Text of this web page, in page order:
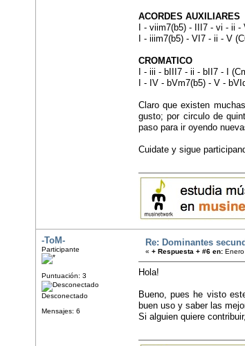
ACORDES AUXILIARES
I - viim7(b5) - III7 - vi - ii -
I - iiim7(b5) - VI7 - ii - V
CROMATICO
I - iii - bIII7 - ii - bII7 - I
I - IV - bVm7(b5) - V -
Claro que existen
gusto; por circulo de
paso para ir oyendo
Cuidate y sigue
-ToM-
Participante
Puntuación: 3
Desconectado
Mensajes: 6
Re: Dominantes
« + Respuesta + #6 en:
Hola!
Bueno, pues he visto
buen uso y saber las
Si alguien quiere